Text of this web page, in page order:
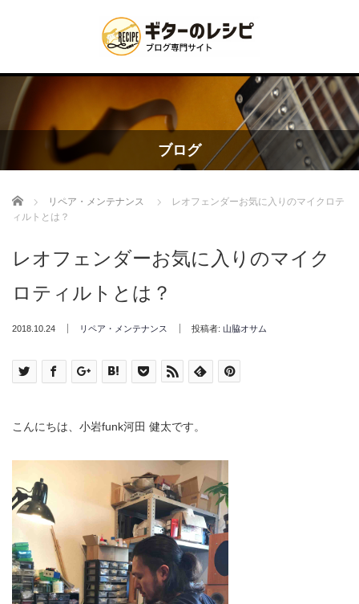
ブログ
Home リペア・メンテナンス
レオフェンダーお気に入りのマイクロテ
ィルトとは？
レオフェンダーお気に入りのマイク
ロティルトとは？
2018.10.24 リペア・メンテナンス 投稿者: 山脇オサム
こんにちは、小岩funk河田 健太です。